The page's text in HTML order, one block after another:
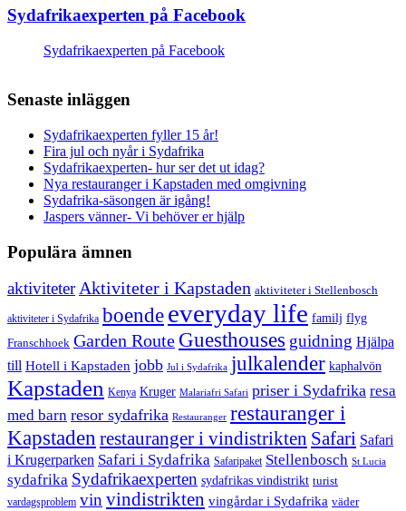
Sydafrikaexperten på Facebook
Sydafrikaexperten på Facebook
Senaste inläggen
Sydafrikaexperten fyller 15 år!
Fira jul och nyår i Sydafrika
Sydafrikaexperten- hur ser det ut idag?
Nya restauranger i Kapstaden med omgivning
Sydafrika-säsongen är igång!
Jaspers vänner- Vi behöver er hjälp
Populära ämnen
aktiviteterAktiviteter i Kapstaden aktiviteter i Stellenbosch
aktiviteter i Sydafrika boende everyday life familj flyg
Franschhoek Garden Route Guesthouses guidning Hjälpa
till Hotell i Kapstaden jobb Jul i Sydafrika julkalender kaphalvön
Kapstaden Kenya Kruger Malariafri Safari priser i Sydafrika resa
med barn resor sydafrika Restauranger restauranger i
Kapstaden restauranger i vindistrikten Safari Safari
i Krugerparken Safari i Sydafrika Safaripaket Stellenbosch St Lucia
sydafrika Sydafrikaexperten sydafrikas vindistrikt turist
vardagsproblem vinvindistrikten vingårdar i Sydafrika väder